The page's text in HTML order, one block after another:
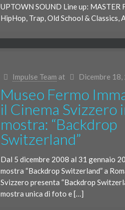
UPTOWN SOUND Line up: MASTER
HipHop, Trap, Old School & Classics,
Impulse Team at Dicembre 18,
Museo Fermo
il Cinema Svizzero
mostra: “Backdrop
Switzerland”
Dal 5 dicembre 2008 al 31 gennaio
mostra “Backdrop Switzerland” a
Svizzero presenta “Backdrop
mostra unica di foto e […]